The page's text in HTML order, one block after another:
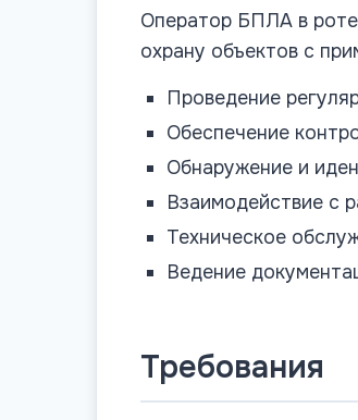
Оператор БПЛА в
охрану объектов с
Проведение
Обеспечение
Обнаружение и
Взаимодействие с
Техническое
Ведение
Требования